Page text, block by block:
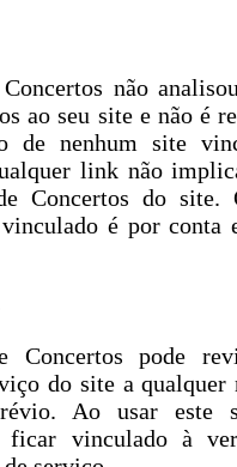
não
ao seu site e não é
de nenhum site
link não
Concertos do site.
é por conta
Concertos pode
do site a qualquer
Ao usar este
ficar vinculado à